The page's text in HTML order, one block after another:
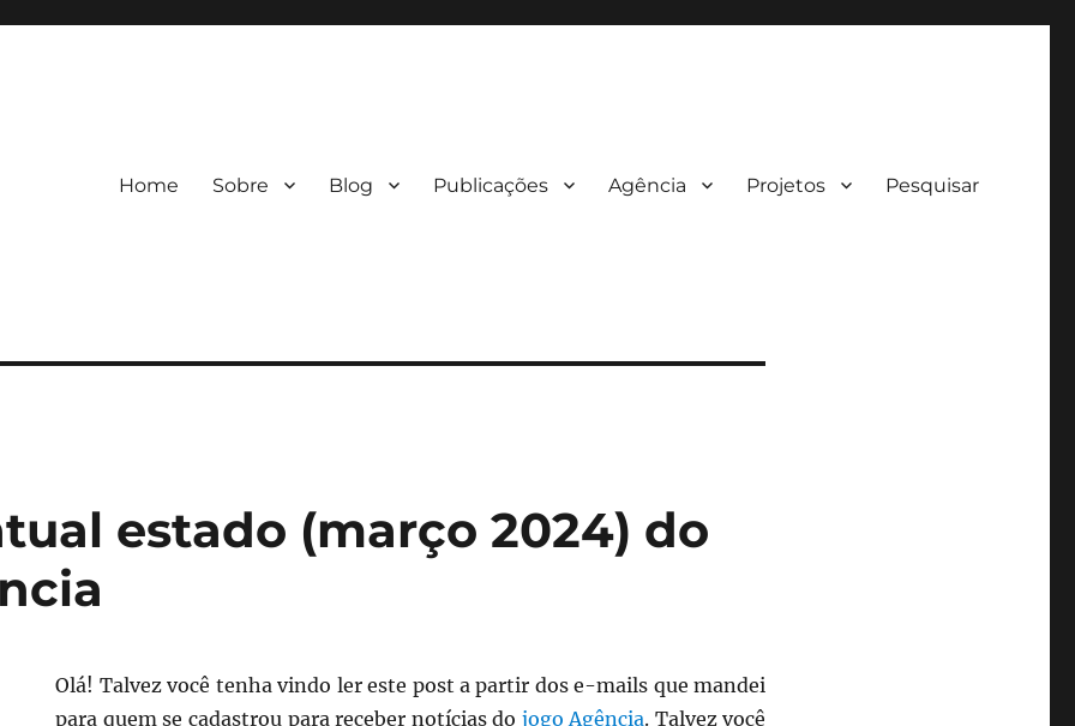
Home Sobre Blog Publicações Agência Projetos Pesquisar
estado (março 2024) do
Olá! Talvez você tenha vindo ler este post a partir dos e-mails que mandei
para quem se cadastrou para receber notícias do jogo Agência. Talvez você